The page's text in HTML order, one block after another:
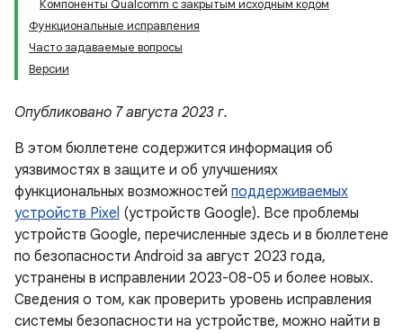
Компоненты Qualcomm с закрытым исходным кодом
Функциональные исправления
Часто задаваемые вопросы
Версии
Опубликовано 7 августа 2023 г.
В этом бюллетене содержится информация об
уязвимостях в защите и об улучшениях
функциональных возможностей поддерживаемых
устройств Pixel (устройств Google). Все проблемы
устройств Google, перечисленные здесь и в бюллетене
по безопасности Android за август 2023 года,
устранены в исправлении 2023-08-05 и более новых.
Сведения о том, как проверить уровень исправления
системы безопасности на устройстве, можно найти в